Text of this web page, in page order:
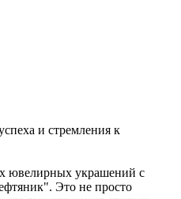
и стремления к
ювелирных украшений с
Это не просто